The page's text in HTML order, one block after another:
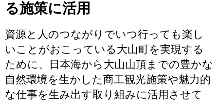
る施策に活用
資源と人のつながりでいつ行っても楽し
いことがおこっている大山町を実現する
ために、日本海から大山山頂までの豊かな
自然環境を生かした商工観光施策や魅力的
な仕事を生み出す取り組みに活用させて